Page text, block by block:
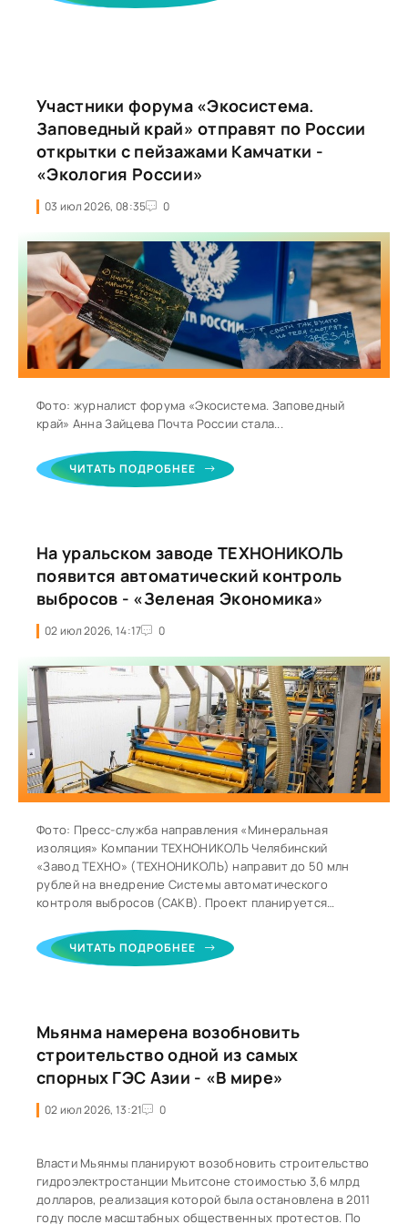
Участники форума «Экосистема.
Заповедный край» отправят по России
открытки с пейзажами Камчатки -
«Экология России»
03 июл 2026, 08:35 0
Фото: журналист форума «Экосистема. Заповедный
край» Анна Зайцева Почта России стала...
ЧИТАТЬ ПОДРОБНЕЕ
На уральском заводе ТЕХНОНИКОЛЬ
появится автоматический контроль
выбросов - «Зеленая Экономика»
02 июл 2026, 14:17 0
Фото: Пресс-служба направления «Минеральная
изоляция» Компании ТЕХНОНИКОЛЬ Челябинский
«Завод ТЕХНО» (ТЕХНОНИКОЛЬ) направит до 50 млн
рублей на внедрение Системы автоматического
контроля выбросов (САКВ). Проект планируется
позволит в режиме реального времени
контролировать параметры выбросов и повысить
оборудования уже завершены досрочно. В настоящее
время предприятие завершило сбор коммерческих
предложений —
ЧИТАТЬ ПОДРОБНЕЕ
Мьянма намерена возобновить
строительство одной из самых
спорных ГЭС Азии - «В мире»
02 июл 2026, 13:21 0
Власти Мьянмы планируют возобновить строительство
гидроэлектростанции Мьитсоне стоимостью 3,6 млрд
долларов, реализация которой была остановлена в 2011
году после масштабных общественных протестов. По